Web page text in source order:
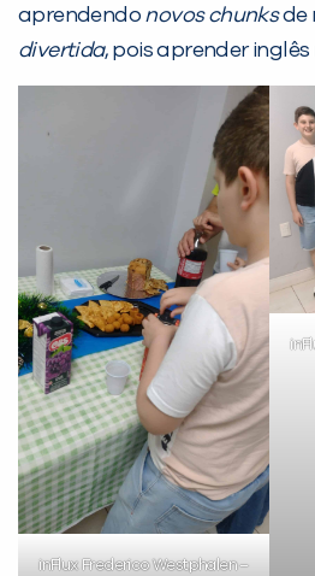
aprendendo novos chunksde
divertida, pois aprender inglês
inFlux Frederico Westphalen –
já vamos te colocar
com a:
Você é aluno inFlux?
Sim Não
VOLTAR